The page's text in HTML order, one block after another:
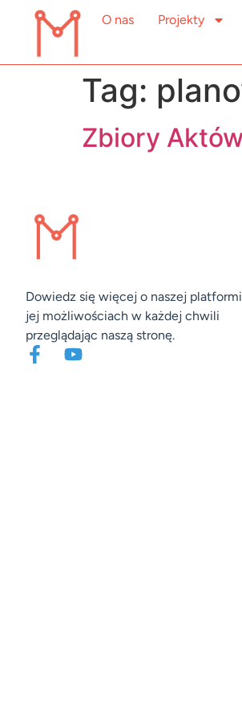
O nas Projekty
Tag:
Zbiory
Dowiedz się więcej o naszej
jej możliwościach w każdej chwili
przeglądając naszą stronę.